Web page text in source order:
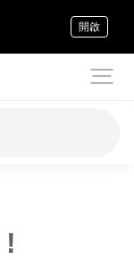
開啟